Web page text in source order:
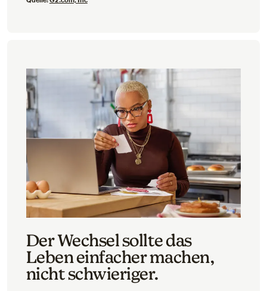
Der Wechsel sollte das
Leben einfacher machen,
nicht schwieriger.